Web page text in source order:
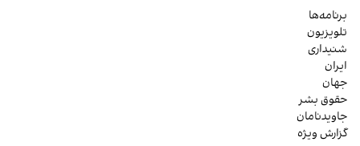
برنامه‌ها
تلویزیون
شنیداری
ایران
جهان
حقوق بشر
جاویدنامان
گزارش ویژه